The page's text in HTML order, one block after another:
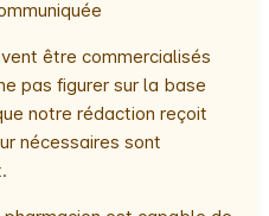
être commercialisés
pas figurer sur la base
notre rédaction reçoit
nécessaires sont